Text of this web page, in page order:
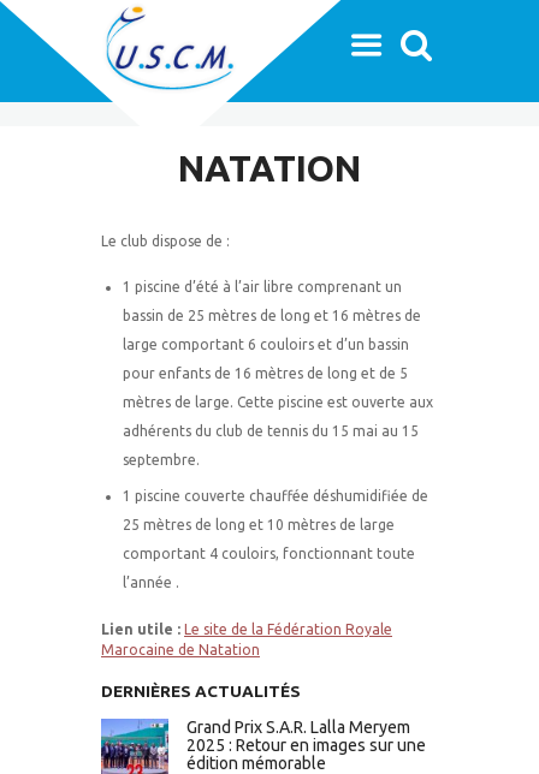
NATATION
Le club dispose de :
1 piscine d’été à l’air libre comprenant un
bassin de 25 mètres de long et 16 mètres de
large comportant 6 couloirs et d’un bassin
pour enfants de 16 mètres de long et de 5
mètres de large. Cette piscine est ouverte aux
adhérents du club de tennis du 15 mai au 15
septembre.
1 piscine couverte chauffée déshumidifiée de
25 mètres de long et 10 mètres de large
comportant 4 couloirs, fonctionnant toute
l’année .
Lien utile :
Le site de la Fédération Royale
Marocaine de Natation
DERNIÈRES ACTUALITÉS
Grand Prix S.A.R. Lalla Meryem
2025 : Retour en images sur une
édition mémorable